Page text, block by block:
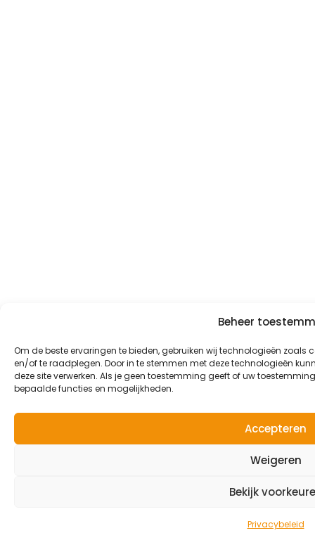
Beheer
Om de beste ervaringen te bieden, gebruiken wij technologieën
en/of te raadplegen. Door in te stemmen met deze technologieën
deze site verwerken. Als je geen toestemming geeft of uw
bepaalde functies en mogelijkheden.
Accepteren
Weigeren
Bekijk
Privacybeleid